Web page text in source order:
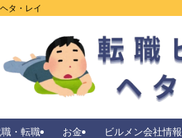
タ・レイ
・転職 お金 ビルメン会社情報